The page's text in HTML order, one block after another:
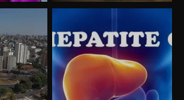
Uberlândia recebe o projeto “Experiência Rio”
no dia 17 de junho